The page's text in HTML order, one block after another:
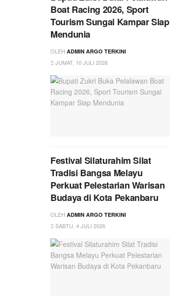
Boat Racing 2026, Sport
Tourism Sungai Kampar Siap
Mendunia
OLEH ADMIN ARGO TERKINI
JUMAT, 10 JULI 2026
Festival Silaturahim Silat
Tradisi Bangsa Melayu
Perkuat Pelestarian Warisan
Budaya di Kota Pekanbaru
OLEH ADMIN ARGO TERKINI
SABTU, 4 JULI 2026